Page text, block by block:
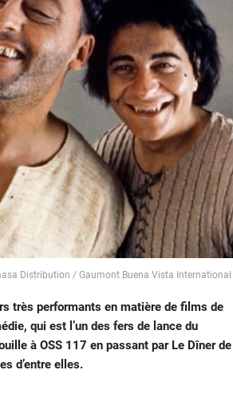
Distribution / Gaumont Buena Vista International
très performants en matière de films de
qui est l’un des fers de lance du
à OSS 117 en passant par Le Dîner de
d’entre elles.